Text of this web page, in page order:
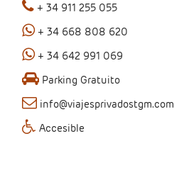
+ 34 911 255 055
+ 34 668 808 620
+ 34 642 991 069
Parking Gratuito
info@viajesprivadostgm.com
Accesible